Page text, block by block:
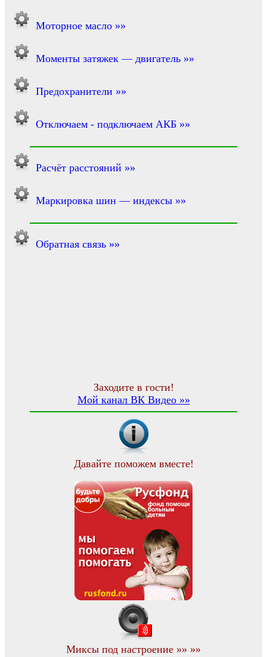
Моторное масло »»
Моменты затяжек — двигатель »»
Предохранители »»
Отключаем - подключаем АКБ »»
Расчёт расстояний »»
Маркировка шин — индексы »»
Обратная связь »»
Заходите в гости!
Мой канал ВК Видео »»
Давайте поможем вместе!
Миксы под настроение »» »»